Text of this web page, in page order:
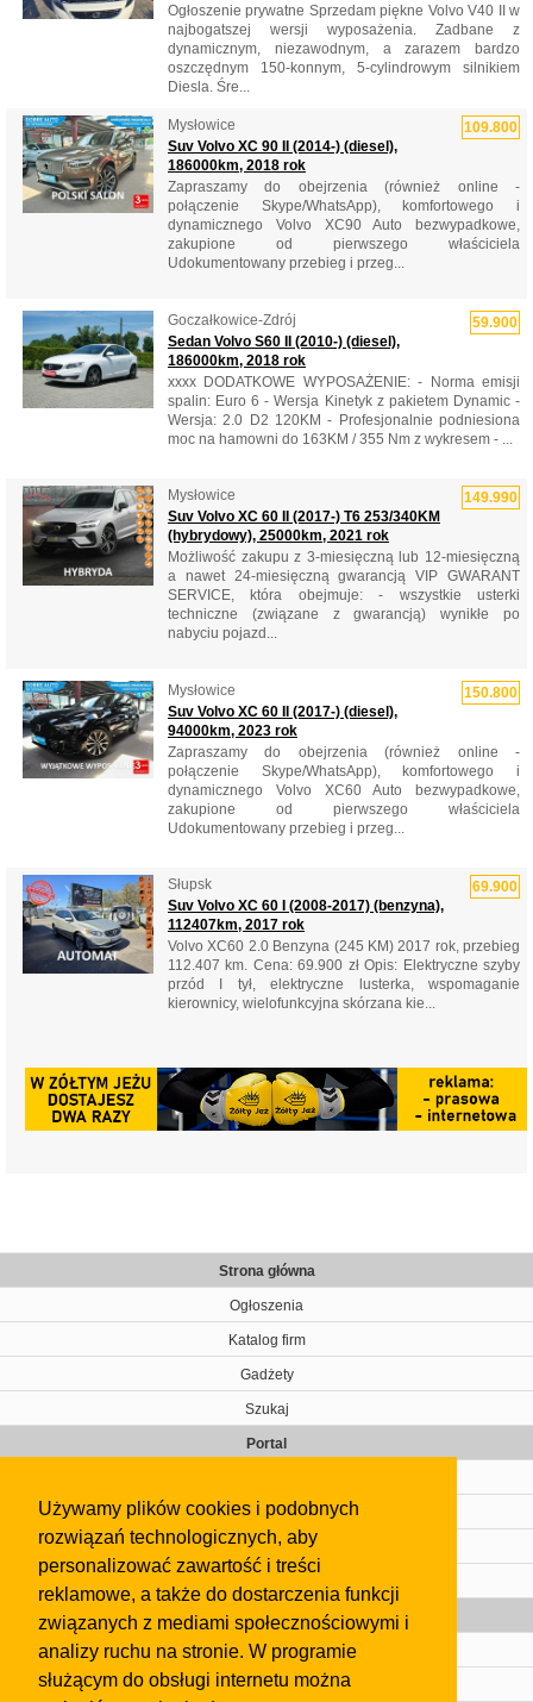
Używamy plików cookies i podobnych
rozwiązań technologicznych, aby
personalizować zawartość i treści
reklamowe, a także do dostarczenia funkcji
związanych z mediami społecznościowymi i
analizy ruchu na stronie. W programie
służącym do obsługi internetu można
Ogłoszenie prywatne Sprzedam piękne Volvo V40 II w
najbogatszej wersji wyposażenia. Zadbane z
dynamicznym, niezawodnym, a zarazem bardzo
oszczędnym 150-konnym, 5-cylindrowym silnikiem
Diesla. Śre...
109.800
Mysłowice
Suv Volvo XC 90 II (2014-) (diesel),
186000km, 2018 rok
Zapraszamy do obejrzenia (również online -
połączenie Skype/WhatsApp), komfortowego i
dynamicznego Volvo XC90 Auto bezwypadkowe,
zakupione od pierwszego właściciela
Udokumentowany przebieg i przeg...
59.900
Goczałkowice-Zdrój
Sedan Volvo S60 II (2010-) (diesel),
186000km, 2018 rok
xxxx DODATKOWE WYPOSAŻENIE: - Norma emisji
spalin: Euro 6 - Wersja Kinetyk z pakietem Dynamic -
Wersja: 2.0 D2 120KM - Profesjonalnie podniesiona
moc na hamowni do 163KM / 355 Nm z wykresem - ...
149.990
Mysłowice
Suv Volvo XC 60 II (2017-) T6 253/340KM
(hybrydowy), 25000km, 2021 rok
Możliwość zakupu z 3-miesięczną lub 12-miesięczną
a nawet 24-miesięczną gwarancją VIP GWARANT
SERVICE, która obejmuje: - wszystkie usterki
techniczne (związane z gwarancją) wynikłe po
nabyciu pojazd...
150.800
Mysłowice
Suv Volvo XC 60 II (2017-) (diesel),
94000km, 2023 rok
Zapraszamy do obejrzenia (również online -
połączenie Skype/WhatsApp), komfortowego i
dynamicznego Volvo XC60 Auto bezwypadkowe,
zakupione od pierwszego właściciela
Udokumentowany przebieg i przeg...
69.900
Słupsk
Suv Volvo XC 60 I (2008-2017) (benzyna),
112407km, 2017 rok
Volvo XC60 2.0 Benzyna (245 KM) 2017 rok, przebieg
112.407 km. Cena: 69.900 zł Opis: Elektryczne szyby
przód I tył, elektryczne lusterka, wspomaganie
kierownicy, wielofunkcyjna skórzana kie...
Strona główna
Ogłoszenia
Katalog firm
Gadżety
Szukaj
Portal
Kontakt
Regulamin
Gazeta
Olkusz
Kontakt